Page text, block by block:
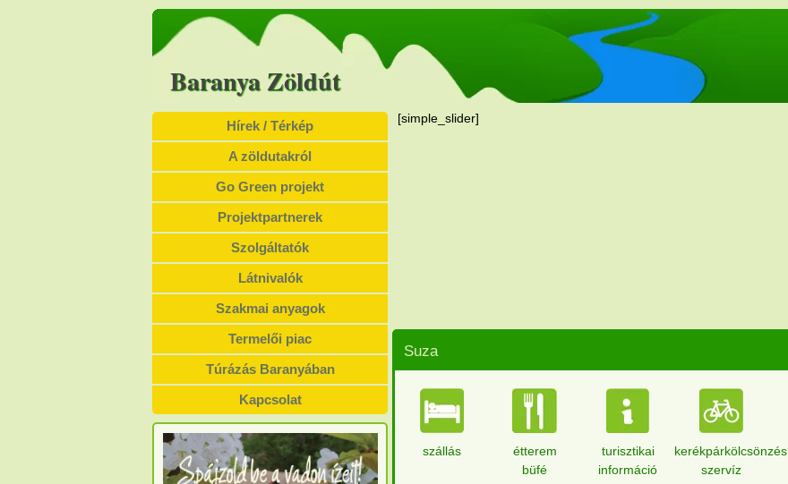
Baranya Zöldút
[simple_slider]
Hírek / Térkép
A zöldutakról
Go Green projekt
Projektpartnerek
Szolgáltatók
Látnivalók
Szakmai anyagok
Termelői piac
Túrázás Baranyában
Kapcsolat
Suza
szállás
étterem
büfé
turisztikai
információ
kerékpárkölcsönzés
szervíz